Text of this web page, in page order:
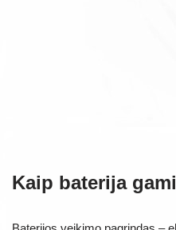
Kaip baterija